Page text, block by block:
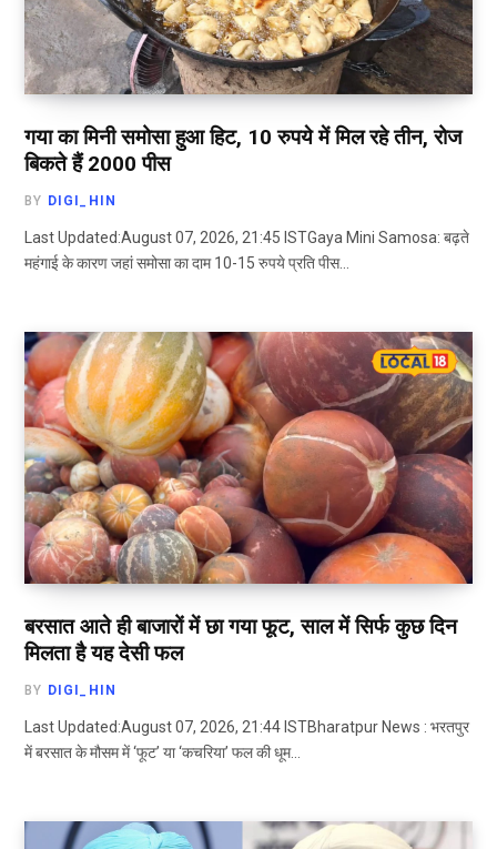
गया का मिनी समोसा हुआ हिट, 10 रुपये में मिल रहे तीन, रोज
बिकते हैं 2000 पीस
BY DIGI_HIN
Last Updated:August 07, 2026, 21:45 ISTGaya Mini Samosa: बढ़ते
महंगाई के कारण जहां समोसा का दाम 10-15 रुपये प्रति पीस…
बरसात आते ही बाजारों में छा गया फूट, साल में सिर्फ कुछ दिन
मिलता है यह देसी फल
BY DIGI_HIN
Last Updated:August 07, 2026, 21:44 ISTBharatpur News : भरतपुर
में बरसात के मौसम में ‘फूट’ या ‘कचरिया’ फल की धूम…